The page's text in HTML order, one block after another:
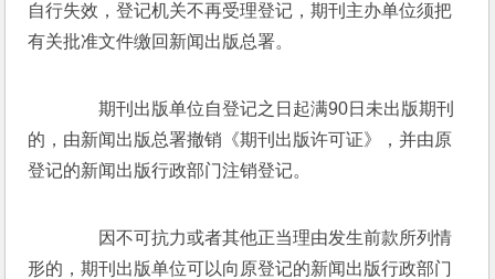
自行失效，登记机关不再受理登记，期刊主办单位须把
有关批准文件缴回新闻出版总署。
期刊出版单位自登记之日起满90日未出版期刊
的，由新闻出版总署撤销《期刊出版许可证》，并由原
登记的新闻出版行政部门注销登记。
因不可抗力或者其他正当理由发生前款所列情
形的，期刊出版单位可以向原登记的新闻出版行政部门